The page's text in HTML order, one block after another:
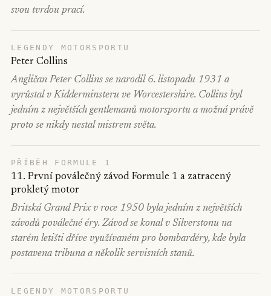
svou tvrdou prací.
LEGENDY MOTORSPORTU
Peter Collins
Angličan Peter Collins se narodil 6. listopadu 1931 a
vyrůstal v Kidderminsteru ve Worcestershire. Collins byl
jedním z největších gentlemanů motorsportu a možná právě
proto se nikdy nestal mistrem světa.
PŘÍBĚH FORMULE 1
11. První poválečný závod Formule 1 a zatracený
prokletý motor
Britská Grand Prix v roce 1950 byla jedním z největších
závodů poválečné éry. Závod se konal v Silverstonu na
starém letišti dříve využívaném pro bombardéry, kde byla
postavena tribuna a několik servisních stanů.
LEGENDY MOTORSPORTU